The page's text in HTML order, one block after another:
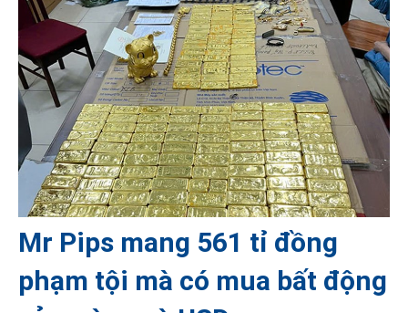
Mr Pips mang 561 tỉ đồng
phạm tội mà có mua bất động